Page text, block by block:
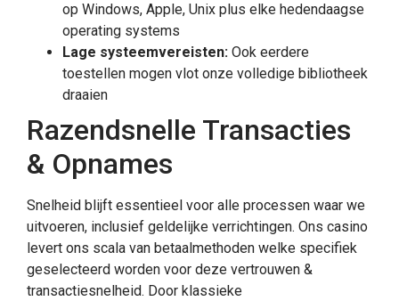
op Windows, Apple, Unix plus elke hedendaagse
operating systems
Lage systeemvereisten: Ook eerdere
toestellen mogen vlot onze volledige bibliotheek
draaien
Razendsnelle Transacties
& Opnames
Snelheid blijft essentieel voor alle processen waar we
uitvoeren, inclusief geldelijke verrichtingen. Ons casino
levert ons scala van betaalmethoden welke specifiek
geselecteerd worden voor deze vertrouwen &
transactiesnelheid. Door klassieke